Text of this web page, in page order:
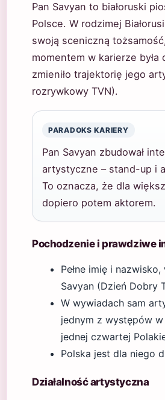
Pan Savyan to białoruski
Polsce. W rodzimej
swoją sceniczną
momentem w karierze
zmieniło trajektorię jego
rozrywkowy TVN).
PARADOKS KARIERY
Pan Savyan zbudował
artystyczne – stand-up i
To oznacza, że dla
dopiero potem aktorem.
Pochodzenie i prawdziwe
Pełne imię i
Savyan (Dzień Dobry
W wywiadach sam
jednym z występów w
jednej czwartej
Polska jest dla niego
Działalność artystyczna